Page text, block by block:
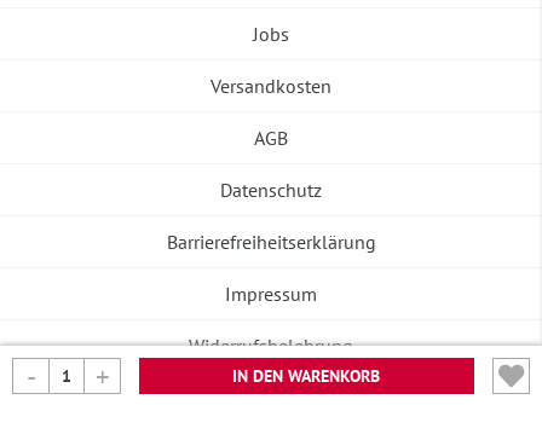
IN DEN WARENKORB
Jobs
Versandkosten
AGB
Datenschutz
Barrierefreiheitserklärung
Impressum
Widerrufsbelehrung
Vertrag widerrufen